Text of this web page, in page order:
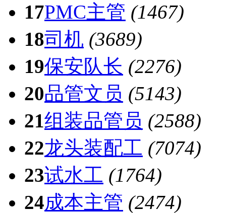
17PMC主管 (1467)
18司机 (3689)
19保安队长 (2276)
20品管文员 (5143)
21组装品管员 (2588)
22龙头装配工 (7074)
23试水工 (1764)
24成本主管 (2474)